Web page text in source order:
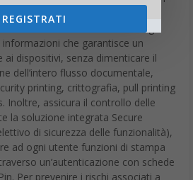
mitigare i rischi senza
che garantisce un
ai dispositivi, senza dimenticare il
dell’intero flusso documentale,
printing, crittografia, pull printing
Inoltre, assicura il controllo delle
la soluzione integrata Secure
di sicurezza delle funzionalità),
ad ogni utente funzioni di stampa
un’autenticazione con schede
Per prevenire i rischi associati a
REGISTRATI